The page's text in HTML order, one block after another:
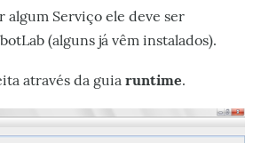
Serviço ele deve ser
(alguns já vêm instalados).
através da guia runtime.